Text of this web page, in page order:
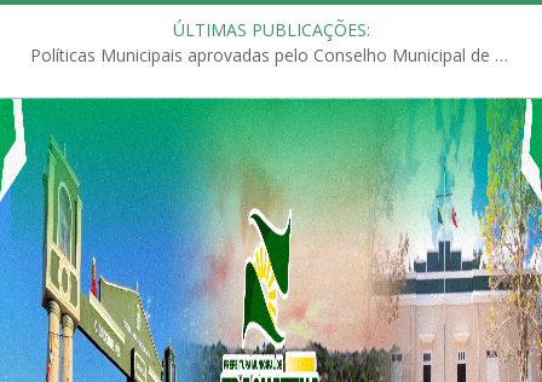
ÚLTIMAS PUBLICAÇÕES:
Políticas Municipais aprovadas pelo Conselho Municipal de Educação (CME)